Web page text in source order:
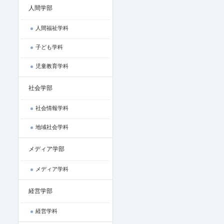
人間学部
人間福祉学科
子ども学科
児童教育学科
社会学部
社会情報学科
地域社会学科
メディア学部
メディア学科
経営学部
経営学科